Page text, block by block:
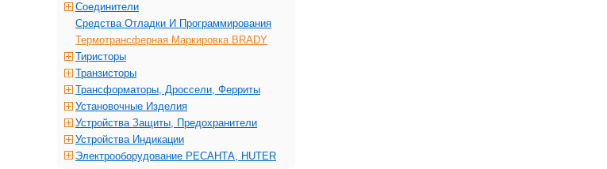
Соединители
Средства Отладки И Программирования
Термотрансферная Маркировка BRADY
Тиристоры
Транзисторы
Трансформаторы, Дроссели, Ферриты
Установочные Изделия
Устройства Защиты, Предохранители
Устройства Индикации
Электрооборудование РЕСАНТА, HUTER